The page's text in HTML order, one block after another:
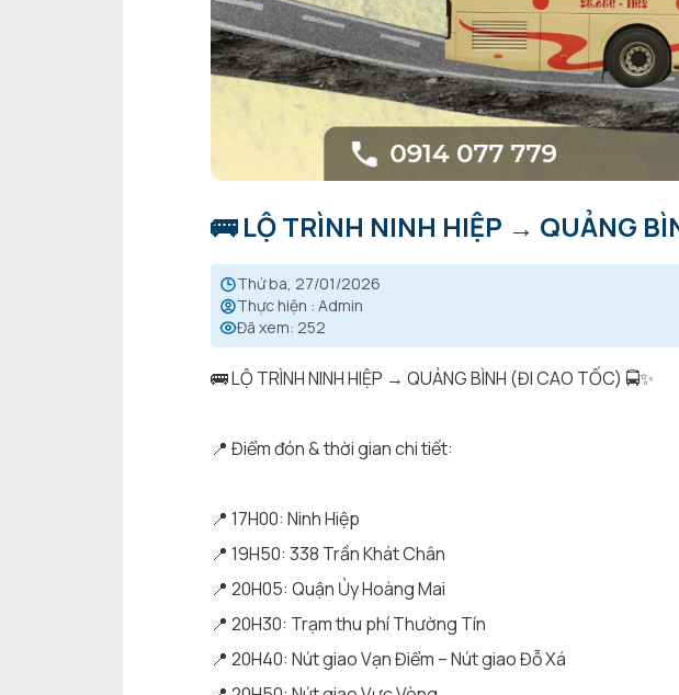
🚌 LỘ TRÌNH NINH HIỆP → QUẢNG
thứ ba, 27/01/2026
Thực hiện : Admin
Đã xem: 252
🚌 LỘ TRÌNH NINH HIỆP → QUẢNG BÌNH (ĐI CAO TỐC) 🚍✨
📍 Điểm đón & thời gian chi tiết:
📍 17H00: Ninh Hiệp
📍 19H50: 338 Trần Khát Chân
📍 20H05: Quận Ủy Hoàng Mai
📍 20H30: Trạm thu phí Thường Tín
📍 20H40: Nút giao Vạn Điểm – Nút giao Đỗ Xá